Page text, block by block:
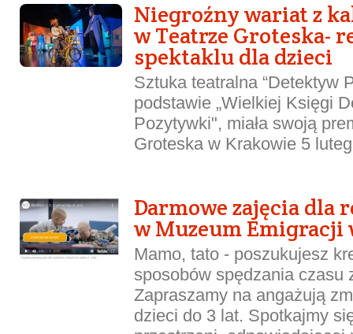
Niegroźny wariat z
w Teatrze Groteska-
spektaklu dla dzieci
Sztuka teatralna “Detektyw
podstawie „Wielkiej Księgi
Pozytywki", miała swoją
Groteska w Krakowie 5
Darmowe zajęcia dla
w Muzeum Emigracji
Mamo, tato - poszukujesz
sposobów spędzania czasu
Zapraszamy na angażują
dzieci do 3 lat. Spotkajmy